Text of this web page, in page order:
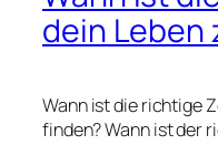
dein Leben
Wann ist die richtige
finden? Wann ist der